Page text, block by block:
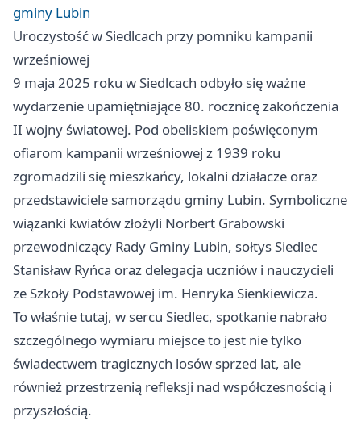
gminy Lubin
Uroczystość w Siedlcach przy pomniku kampanii
wrześniowej
9 maja 2025 roku w Siedlcach odbyło się ważne
wydarzenie upamiętniające 80. rocznicę zakończenia
II wojny światowej. Pod obeliskiem poświęconym
ofiarom kampanii wrześniowej z 1939 roku
zgromadzili się mieszkańcy, lokalni działacze oraz
przedstawiciele samorządu gminy Lubin. Symboliczne
wiązanki kwiatów złożyli Norbert Grabowski
przewodniczący Rady Gminy Lubin, sołtys Siedlec
Stanisław Ryńca oraz delegacja uczniów i nauczycieli
ze Szkoły Podstawowej im. Henryka Sienkiewicza.
To właśnie tutaj, w sercu Siedlec, spotkanie nabrało
szczególnego wymiaru miejsce to jest nie tylko
świadectwem tragicznych losów sprzed lat, ale
również przestrzenią refleksji nad współczesnością i
przyszłością.